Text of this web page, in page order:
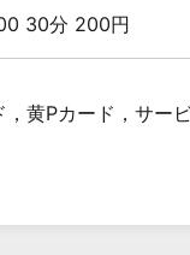
30分 200円
黄Pカード，サー